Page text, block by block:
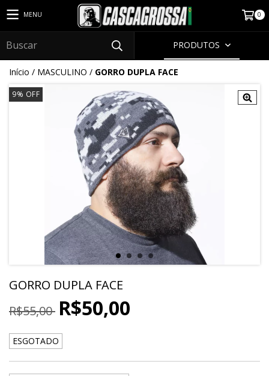
MENU 0
PRODUTOS
Início / MASCULINO / GORRO DUPLA FACE
9% OFF
GORRO DUPLA FACE
R$55,00 R$50,00
ESGOTADO